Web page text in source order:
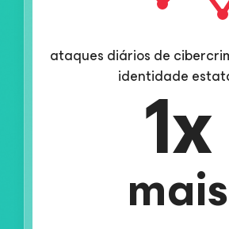
ataques diários de
identidade
1x
mais